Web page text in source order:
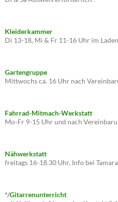
Kleiderkammer
Di 13-18, Mi & Fr 11-16 Uhr im
Gartengruppe
Mittwochs ca. 16 Uhr nach
Fahrrad-Mitmach-Werkstatt
Mo-Fr 9-15 Uhr und nach
Nähwerkstatt
freitags 16-18.30 Uhr, Info bei
*/Gitarrenunterricht